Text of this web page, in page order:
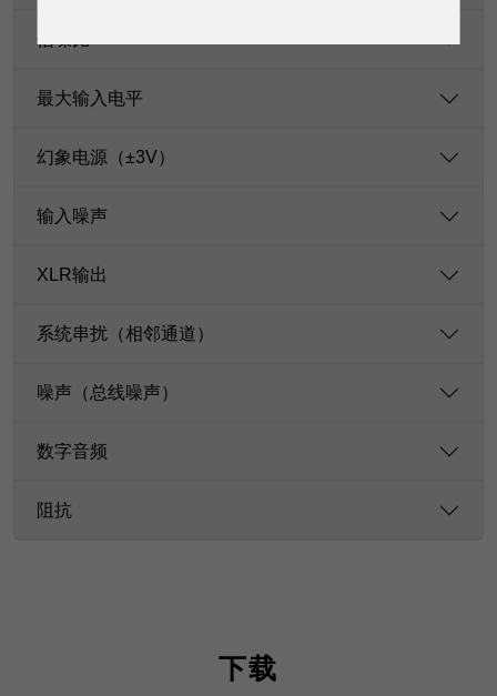
信噪比
最大输入电平
幻象电源（±3V）
输入噪声
XLR输出
系统串扰（相邻通道）
噪声（总线噪声）
数字音频
阻抗
下载